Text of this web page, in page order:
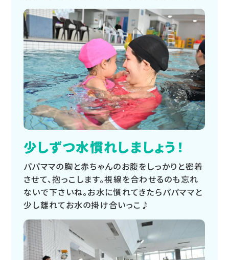
少しずつ水慣れしましょう！
パパママの胸と赤ちゃんのお腹をしっかりと密着
させて、抱っこします。視線を合わせるのも忘れ
ないで下さいね。お水に慣れてきたらパパママと
少し離れてお水の掛け合いっこ♪